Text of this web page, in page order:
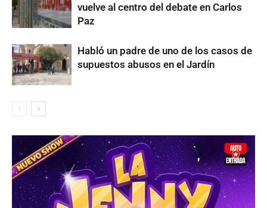
vuelve al centro del debate en Carlos
Paz
Habló un padre de uno de los casos de
supuestos abusos en el Jardín